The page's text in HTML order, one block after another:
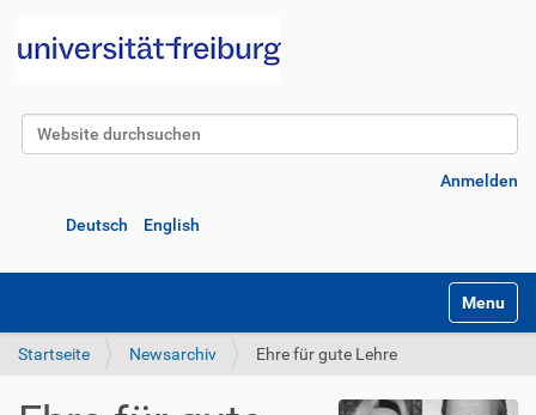
Website durchsuchen
Anmelden
Deutsch English
Startseite Newsarchiv Ehre für gute Lehre